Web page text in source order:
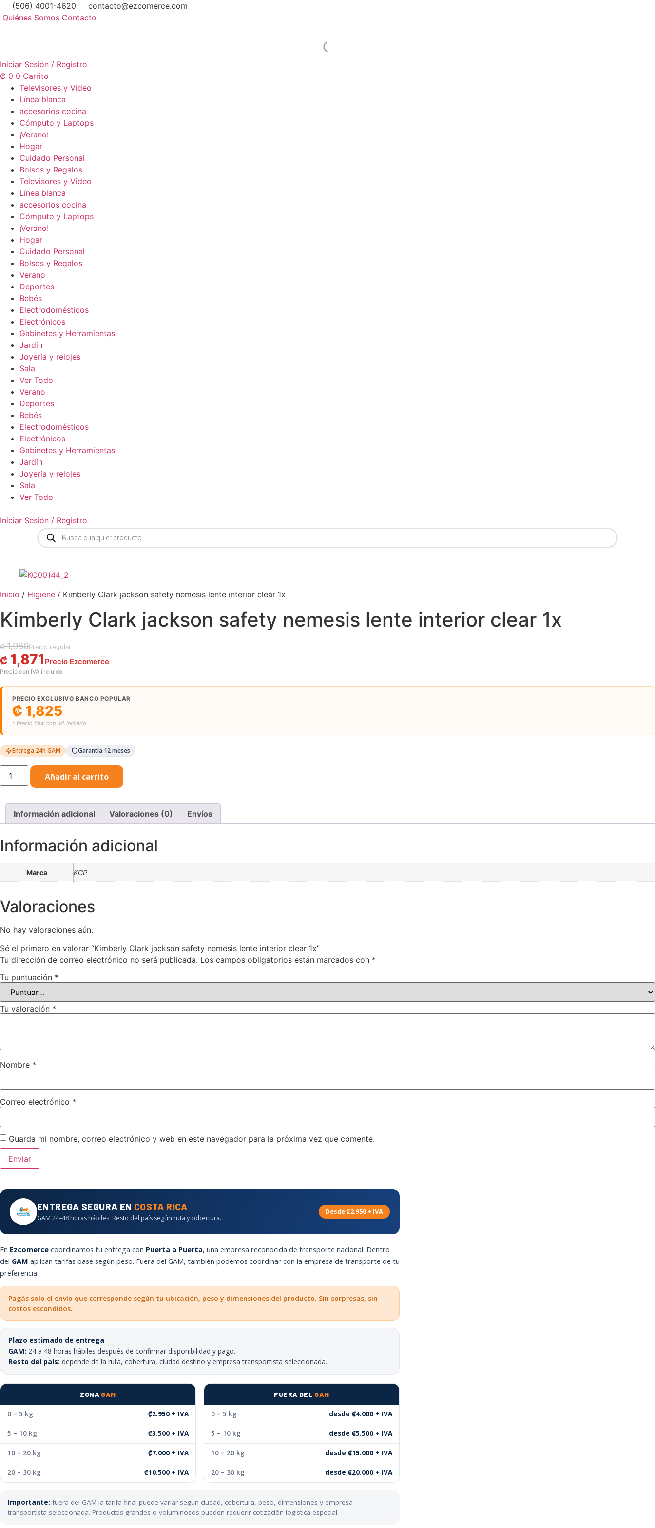
al
(506) 4001-4620
contacto@ezcomerce.com
Quiénes Somos Contacto
Iniciar Sesión / Registro
₡ 0 0 Carrito
Televisores y Video
Línea blanca
accesorios cocina
Cómputo y Laptops
¡Verano!
Hogar
Cuidado Personal
Bolsos y Regalos
Televisores y Video
Línea blanca
accesorios cocina
Cómputo y Laptops
¡Verano!
Hogar
Cuidado Personal
Bolsos y Regalos
Verano
Deportes
Bebés
Electrodomésticos
Electrónicos
Gabinetes y Herramientas
Jardín
Joyería y relojes
Sala
Ver Todo
Verano
Deportes
Bebés
Electrodomésticos
Electrónicos
Gabinetes y Herramientas
Jardín
Joyería y relojes
Sala
Ver Todo
Iniciar Sesión / Registro
Búsqueda
de
productos
Inicio / Higiene / Kimberly Clark jackson safety nemesis lente interior clear 1x
Kimberly Clark jackson safety nemesis lente interior clear 1x
₡1,980
El precio original era: ₡ 1,980.
₡ 1,871
El precio actual es: ₡ 1,871.
PRECIO EXCLUSIVO BANCO POPULAR
₡ 1,825
* Precio final con IVA incluido.
Entrega 24h GAM Garantía 12 meses
Kimberly
Clark
jackson
lente
interior
clear
cantidad
Añadir al carrito
Información adicional Valoraciones (0) Envíos
Información adicional
Marca KCP
Valoraciones
No hay valoraciones aún.
Sé el primero en valorar “Kimberly Clark jackson safety nemesis lente interior clear 1x”
Tu dirección de correo electrónico no será publicada. Los campos obligatorios están marcados con *
Tu puntuación *
Tu valoración *
Nombre *
Correo electrónico *
Guarda mi nombre, correo electrónico y web en este navegador para la próxima vez que comente.
ENTREGA SEGURA EN COSTA RICA
GAM 24–48 horas hábiles. Resto del país según ruta y cobertura.
Desde ₡2.950 + IVA
En Ezcomerce coordinamos tu entrega con Puerta a Puerta, una empresa reconocida de transporte nacional. Dentro
del GAM aplican tarifas base según peso. Fuera del GAM, también podemos coordinar con la empresa de transporte de tu
preferencia.
Pagás solo el envío que corresponde según tu ubicación, peso y dimensiones del producto. Sin sorpresas, sin
costos escondidos.
Plazo estimado de entrega
GAM: 24 a 48 horas hábiles después de confirmar disponibilidad y pago.
Resto del país: depende de la ruta, cobertura, ciudad destino y empresa transportista seleccionada.
ZONA GAM
0 – 5 kg ₡2.950 + IVA
5 – 10 kg ₡3.500 + IVA
10 – 20 kg ₡7.000 + IVA
20 – 30 kg ₡10.500 + IVA
FUERA DEL GAM
0 – 5 kg desde ₡4.000 + IVA
5 – 10 kg desde ₡5.500 + IVA
10 – 20 kg desde ₡15.000 + IVA
20 – 30 kg desde ₡20.000 + IVA
Importante: fuera del GAM la tarifa final puede variar según ciudad, cobertura, peso, dimensiones y empresa
transportista seleccionada. Productos grandes o voluminosos pueden requerir cotización logística especial.